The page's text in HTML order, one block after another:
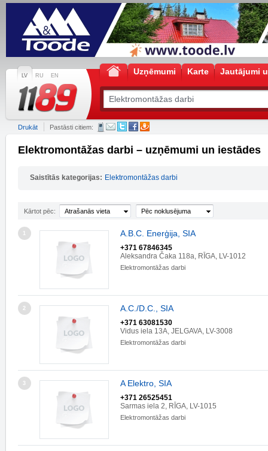
LV RU EN Uzņēmumi Karte Jautājumi
Drukāt Pastāsti citiem:
Elektromontāžas darbi – uzņēmumi un iestādes
Saistītās kategorijas: Elektromontāžas darbi
Kārtot pēc: Atrašanās vieta Pēc noklusējuma
1 A.B.C. Enerģija, SIA
+371 67846345
Aleksandra Čaka 118a, RĪGA, LV-1012
Elektromontāžas darbi
2 A.C./D.C., SIA
+371 63081530
Vidus iela 13A, JELGAVA, LV-3008
Elektromontāžas darbi
3 A Elektro, SIA
+371 26525451
Sarmas iela 2, RĪGA, LV-1015
Elektromontāžas darbi